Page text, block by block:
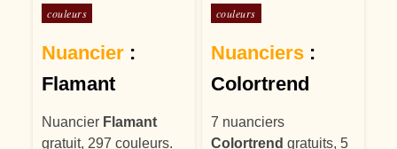
Posté dans
couleurs
Nuancier :
Flamant
Nuancier Flamant
gratuit, 297 couleurs.
Posté dans
couleurs
Nuanciers:
Colortrend
7 nuanciers
Colortrend gratuits, 5